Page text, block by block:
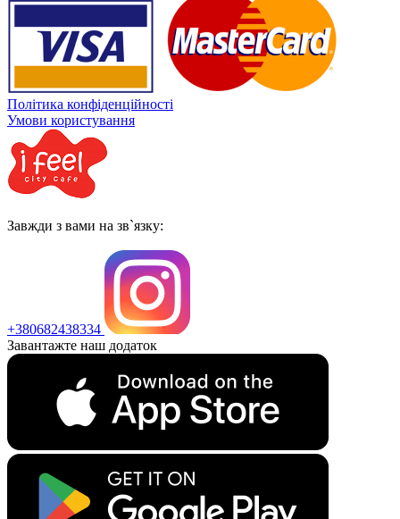
Політика конфіденційності
Умови користування
Завжди з вами на зв`язку:
+380682438334
Завантажте наш додаток